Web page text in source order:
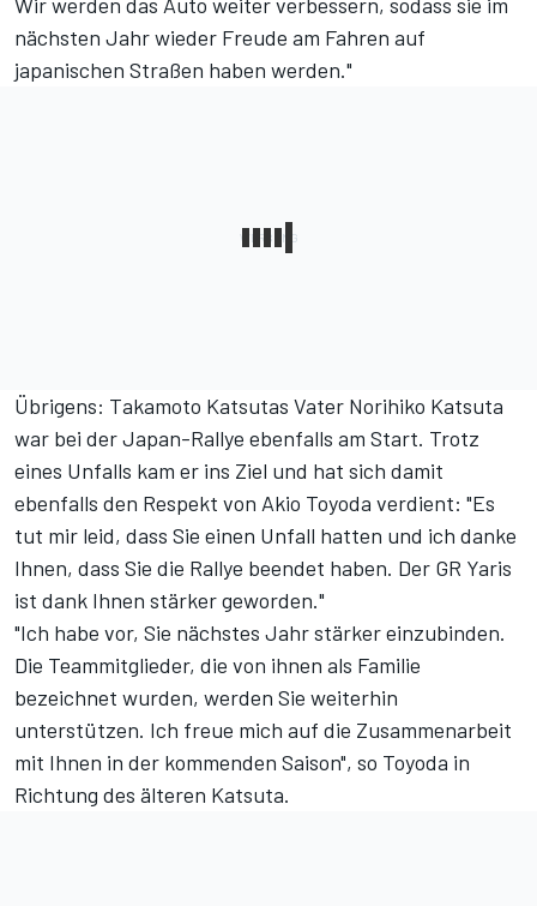
nächsten Jahr wieder Freude am Fahren auf
japanischen Straßen haben werden."
Übrigens: Takamoto Katsutas Vater Norihiko Katsuta
war bei der Japan-Rallye ebenfalls am Start. Trotz
eines Unfalls kam er ins Ziel und hat sich damit
ebenfalls den Respekt von Akio Toyoda verdient: "Es
tut mir leid, dass Sie einen Unfall hatten und ich danke
Ihnen, dass Sie die Rallye beendet haben. Der GR Yaris
ist dank Ihnen stärker geworden."
"Ich habe vor, Sie nächstes Jahr stärker einzubinden.
Die Teammitglieder, die von ihnen als Familie
bezeichnet wurden, werden Sie weiterhin
unterstützen. Ich freue mich auf die Zusammenarbeit
mit Ihnen in der kommenden Saison", so Toyoda in
Richtung des älteren Katsuta.